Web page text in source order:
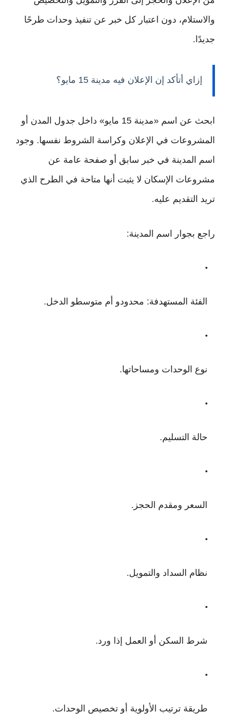
والاستلام، دون اعتبار كل خبر عن تنفيذ وحدات طرحًا
جديدًا.
إزاي أتأكد إن الإعلان فيه مدينة 15 مايو؟
ابحث عن اسم «مدينة 15 مايو» داخل جدول المدن أو
المشروعات في الإعلان وكراسة الشروط نفسها. وجود
اسم المدينة في خبر سابق أو صفحة عامة عن
مشروعات الإسكان لا يثبت أنها متاحة في الطرح الذي
تريد التقديم عليه.
راجع بجوار اسم المدينة:
الفئة المستهدفة: محدودو أم متوسطو الدخل.
نوع الوحدات ومساحاتها.
حالة التسليم.
السعر ومقدم الحجز.
نظام السداد والتمويل.
شرط السكن أو العمل إذا ورد.
طريقة ترتيب الأولوية أو تخصيص الوحدات.